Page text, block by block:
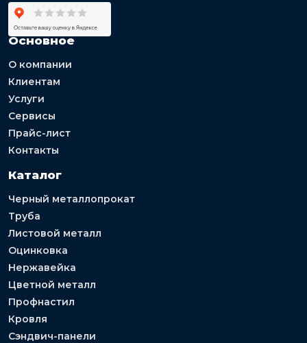
Основное
О компании
Клиентам
Услуги
Сервисы
Прайс-лист
Контакты
Каталог
Черный металлопрокат
Труба
Листовой металл
Оцинковка
Нержавейка
Цветной металл
Профнастил
Кровля
Сэндвич-панели